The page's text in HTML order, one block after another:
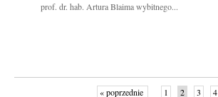
prof. dr. hab. Artura Blaima wybitnego...
« poprzednie 1 2 3 4